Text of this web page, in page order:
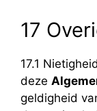
17
17.1
deze
geldigheid